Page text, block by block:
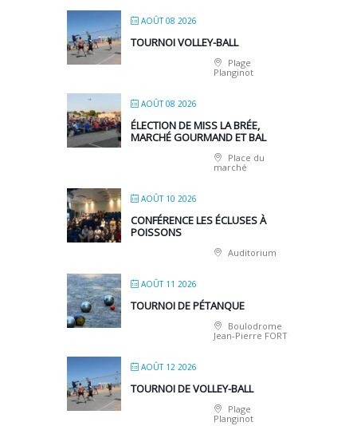
AOÛT 08 2026
TOURNOI VOLLEY-BALL
Plage
Planginot
AOÛT 08 2026
ÉLECTION DE MISS LA BRÉE,
MARCHÉ GOURMAND ET BAL
Place du
marché
AOÛT 10 2026
CONFÉRENCE LES ÉCLUSES À
POISSONS
Auditorium
AOÛT 11 2026
TOURNOI DE PÉTANQUE
Boulodrome
Jean-Pierre FORT
AOÛT 12 2026
TOURNOI DE VOLLEY-BALL
Plage
Planginot